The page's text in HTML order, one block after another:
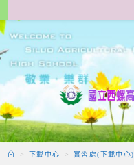
轉
至
要
容
> 下載中心 > 實習處(下載中心)